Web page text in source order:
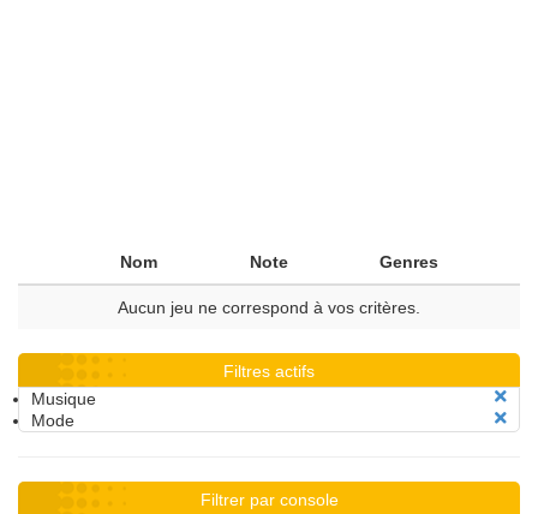
Nom Note Genres
Aucun jeu ne correspond à vos critères.
Filtres actifs
Musique
Mode
Filtrer par console